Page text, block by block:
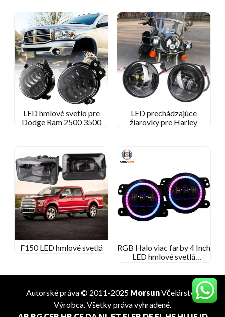
LED hmlové svetlo pre
Dodge Ram 2500 3500
LED prechádzajúce
žiarovky pre Harley
F150 LED hmlové svetlá
RGB Halo viac farby 4 Inch
LED hmlové svetlá
diaľkové ovládanie
Autorské práva © 2011-2025 MorsunVčelárstvo
Výrobca. Všetky práva vyhradené.